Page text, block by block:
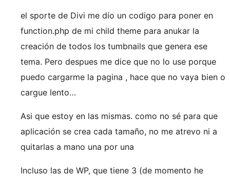
el sporte de Divi me dío un codigo para poner en
function.php de mi child theme para anukar la
creación de todos los tumbnails que genera ese
tema. Pero despues me dice que no lo use porque
puedo cargarme la pagina , hace que no vaya bien o
cargue lento…
Asi que estoy en las mismas. como no sé para que
aplicación se crea cada tamaño, no me atrevo ni a
quitarlas a mano una por una
Incluso las de WP, que tiene 3 (de momento he